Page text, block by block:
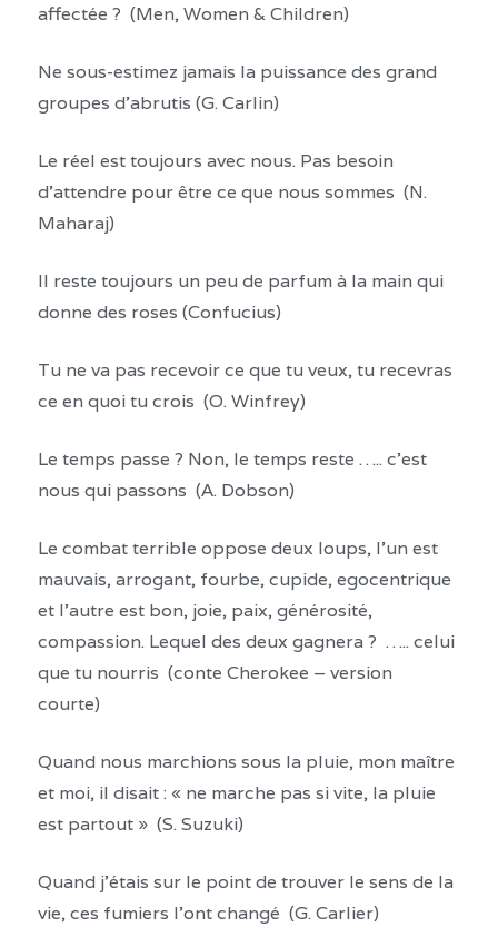
affectée ? (Men, Women & Children)
Ne sous-estimez jamais la puissance des grand
groupes d’abrutis (G. Carlin)
Le réel est toujours avec nous. Pas besoin
d’attendre pour être ce que nous sommes (N.
Maharaj)
Il reste toujours un peu de parfum à la main qui
donne des roses (Confucius)
Tu ne va pas recevoir ce que tu veux, tu recevras
ce en quoi tu crois (O. Winfrey)
Le temps passe ? Non, le temps reste ….. c’est
nous qui passons (A. Dobson)
Le combat terrible oppose deux loups, l’un est
mauvais, arrogant, fourbe, cupide, egocentrique
et l’autre est bon, joie, paix, générosité,
compassion. Lequel des deux gagnera ? ….. celui
que tu nourris (conte Cherokee – version
courte)
Quand nous marchions sous la pluie, mon maître
et moi, il disait : « ne marche pas si vite, la pluie
est partout » (S. Suzuki)
Quand j’étais sur le point de trouver le sens de la
vie, ces fumiers l’ont changé (G. Carlier)